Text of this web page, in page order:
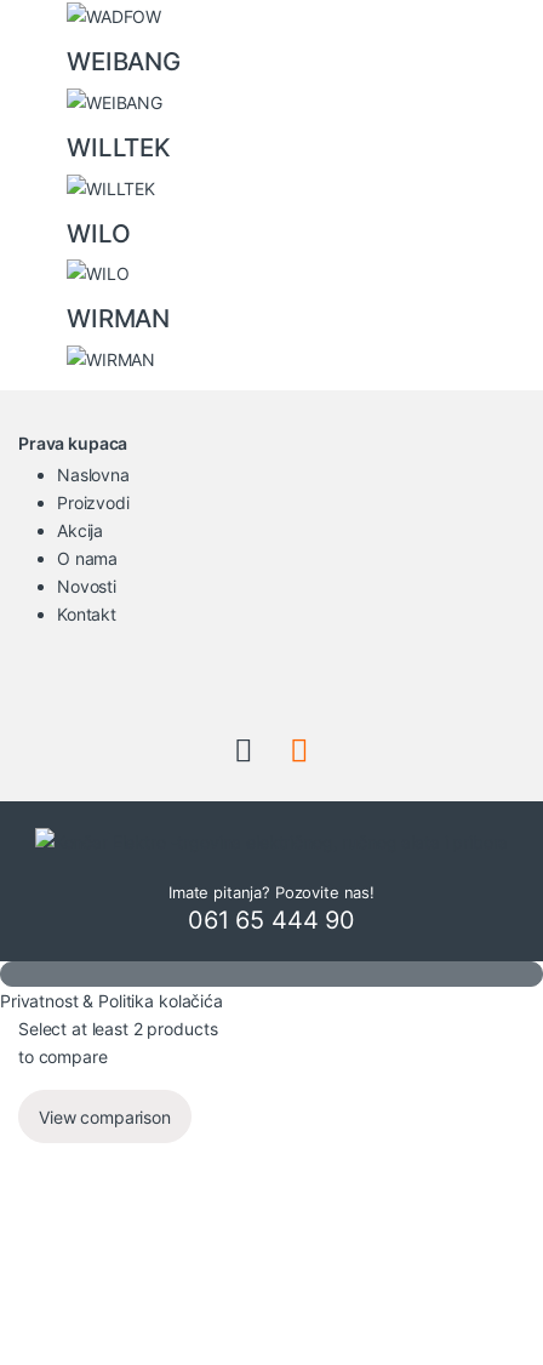
WEIBANG
WILLTEK
WILO
WIRMAN
Prava kupaca
Naslovna
Proizvodi
Akcija
O nama
Novosti
Kontakt
Imate pitanja? Pozovite nas!
061 65 444 90
Privatnost & Politika kolačića
Select at least 2 products
to compare
View comparison